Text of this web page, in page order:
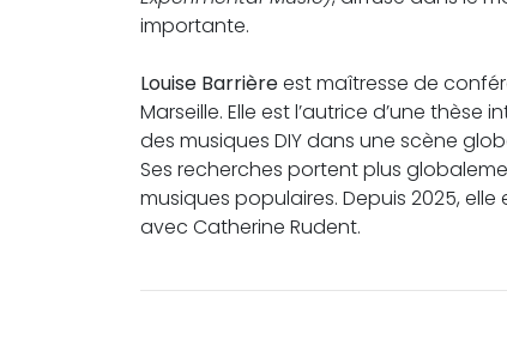
importante.
Louise Barrièreest maîtresse de
Marseille. Elle est l’autrice d’une thèse
des musiques DIY dans une scène
Ses recherches portent plus
musiques populaires. Depuis 2025,
avec Catherine Rudent.